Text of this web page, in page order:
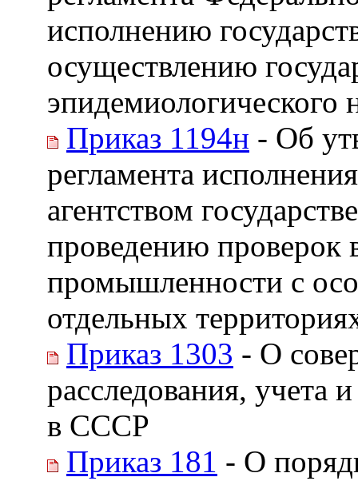
исполнению
осуществлению
эпидемиологического
Приказ 1194н - Об
регламента
агентством
проведению проверок
промышленности с
отдельных
Приказ 1303 - О
расследования, учета
в СССР
Приказ 181 - О